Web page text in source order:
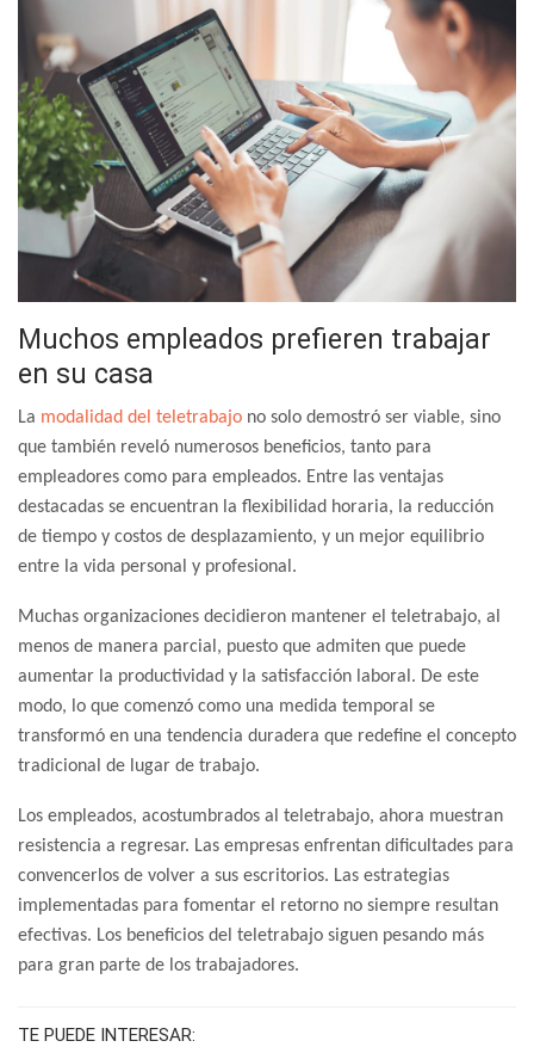
Muchos empleados prefieren trabajar
en su casa
La modalidad del teletrabajo no solo demostró ser viable, sino
que también reveló numerosos beneficios, tanto para
empleadores como para empleados. Entre las ventajas
destacadas se encuentran la flexibilidad horaria, la reducción
de tiempo y costos de desplazamiento, y un mejor equilibrio
entre la vida personal y profesional.
Muchas organizaciones decidieron mantener el teletrabajo, al
menos de manera parcial, puesto que admiten que puede
aumentar la productividad y la satisfacción laboral. De este
modo, lo que comenzó como una medida temporal se
transformó en una tendencia duradera que redefine el concepto
tradicional de lugar de trabajo.
Los empleados, acostumbrados al teletrabajo, ahora muestran
resistencia a regresar. Las empresas enfrentan dificultades para
convencerlos de volver a sus escritorios. Las estrategias
implementadas para fomentar el retorno no siempre resultan
efectivas. Los beneficios del teletrabajo siguen pesando más
para gran parte de los trabajadores.
TE PUEDE INTERESAR: